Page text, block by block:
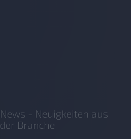
News - Neuigkeiten aus
der Branche